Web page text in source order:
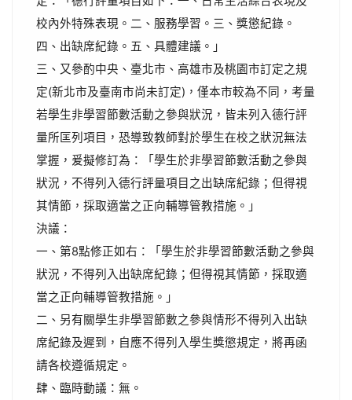
校內外特殊表現。二、服務學習。三、獎懲紀錄。
四、出缺席紀錄。五、具體建議。」
三、又參酌中央、臺北市、高雄市及桃園市訂定之規
定(新北市及臺南市尚未訂定)，僅本市較為不同，考量
若學生非學習節數活動之參與狀況，皆未列入德行評
量所匡列項目，恐導致教師對於學生在校之狀況無法
掌握，爰擬修訂為：「學生於非學習節數活動之參與
狀況，不得列入德行評量項目之出缺席紀錄；但得視
其情節，採取適當之正向輔導管教措施。」
決議：
一、第8點修正如右：「學生於非學習節數活動之參與
狀況，不得列入出缺席紀錄；但得視其情節，採取適
當之正向輔導管教措施。」
二、另有關學生非學習節數之參與情形不得列入出缺
席紀錄及遲到，自應不得列入學生獎懲規定，將再函
請各校遵循規定。
肆、臨時動議：無。